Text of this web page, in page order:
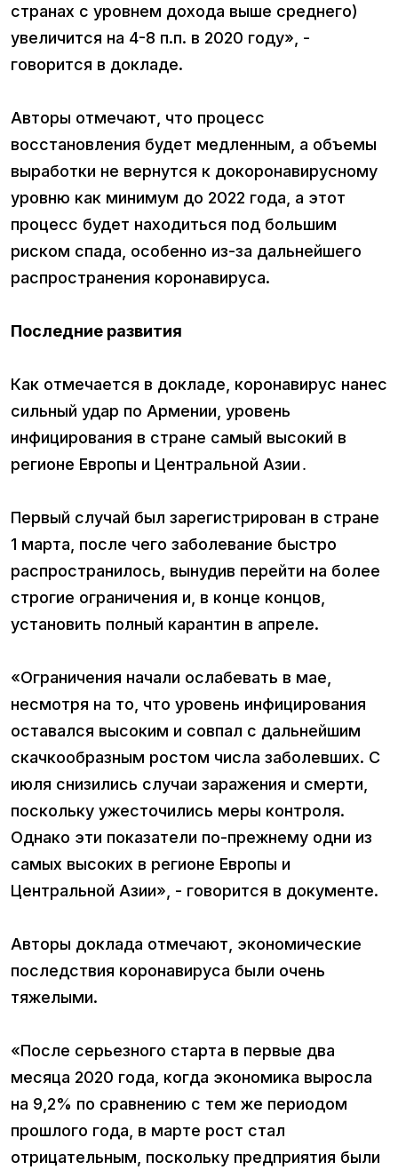
странах с уровнем дохода выше среднего)
увеличится на 4-8 п.п. в 2020 году», -
говорится в докладе.
Авторы отмечают, что процесс
восстановления будет медленным, а объемы
выработки не вернутся к докоронавирусному
уровню как минимум до 2022 года, а этот
процесс будет находиться под большим
риском спада, особенно из-за дальнейшего
распространения коронавируса.
Последние развития
Как отмечается в докладе, коронавирус нанес
сильный удар по Армении, уровень
инфицирования в стране самый высокий в
регионе Европы и Центральной Азии․
Первый случай был зарегистрирован в стране
1 марта, после чего заболевание быстро
распространилось, вынудив перейти на более
строгие ограничения и, в конце концов,
установить полный карантин в апреле.
«Ограничения начали ослабевать в мае,
несмотря на то, что уровень инфицирования
оставался высоким и совпал с дальнейшим
скачкообразным ростом числа заболевших. С
июля снизились случаи заражения и смерти,
поскольку ужесточились меры контроля.
Однако эти показатели по-прежнему одни из
самых высоких в регионе Европы и
Центральной Азии», - говорится в документе.
Авторы доклада отмечают, экономические
последствия коронавируса были очень
тяжелыми.
«После серьезного старта в первые два
месяца 2020 года, когда экономика выросла
на 9,2% по сравнению с тем же периодом
прошлого года, в марте рост стал
отрицательным, поскольку предприятия были